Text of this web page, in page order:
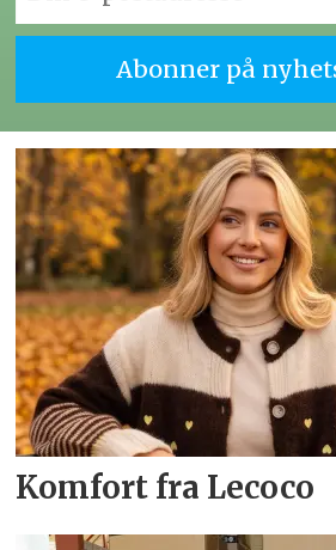
Komfort fra Lecoco